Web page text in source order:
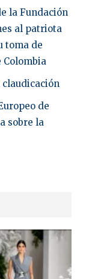
la Fundación
al patriota
toma de
Colombia
claudicación
de
sobre la